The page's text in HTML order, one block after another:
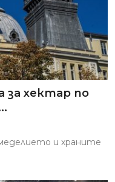
за хектар по
и храните